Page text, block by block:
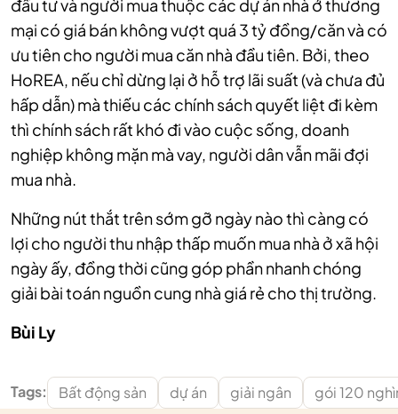
đầu tư và người mua thuộc các dự án nhà ở thương
mại có giá bán không vượt quá 3 tỷ đồng/căn và có
ưu tiên cho người mua căn nhà đầu tiên. Bởi, theo
HoREA, nếu chỉ dừng lại ở hỗ trợ lãi suất (và chưa đủ
hấp dẫn) mà thiếu các chính sách quyết liệt đi kèm
thì chính sách rất khó đi vào cuộc sống, doanh
nghiệp không mặn mà vay, người dân vẫn mãi đợi
mua nhà.
Những nút thắt trên sớm gỡ ngày nào thì càng có
lợi cho người thu nhập thấp muốn mua nhà ở xã hội
ngày ấy, đồng thời cũng góp phần nhanh chóng
giải bài toán nguồn cung nhà giá rẻ cho thị trường.
Bùi Ly
Tags: Bất động sản dự án giải ngân gói 120